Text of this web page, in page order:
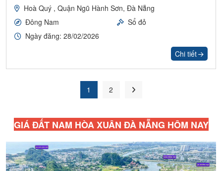
Hoà Quý , Quận Ngũ Hành Sơn, Đà Nẵng
Đông Nam
Sổ đỏ
Ngày đăng: 28/02/2026
Chi tiết
1 2
GIÁ ĐẤT NAM HÒA XUÂN ĐÀ NẴNG HÔM NAY